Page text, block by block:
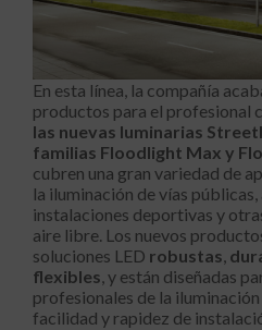
En esta línea, la compañía
productos para el profesional
las nuevas luminarias
familias Floodlight Max y
cubren una gran variedad de
la iluminación de vías
instalaciones deportivas y
aire libre. Los nuevos
soluciones LED robustas,
flexibles, y están diseñadas
profesionales de la
facilidad y rapidez de